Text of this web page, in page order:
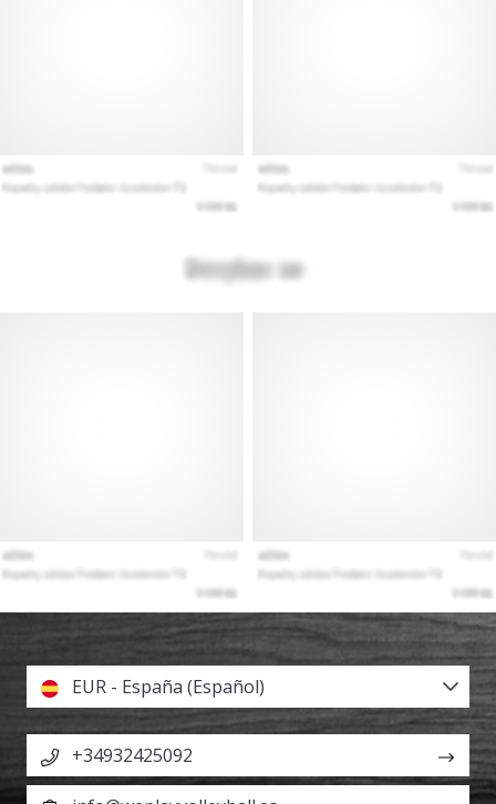
EUR - España (Español)
+34932425092